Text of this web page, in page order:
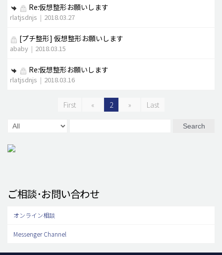
Re:仮想整形お願いします
rlatjsdnjs | 2018.03.27
[プチ整形] 仮想整形お願いします
ababy | 2018.03.15
Re:仮想整形お願いします
rlatjsdnjs | 2018.03.16
First « 2 » Last
Search
ご相談･お問い合わせ
オンライン相談
Messenger Channel